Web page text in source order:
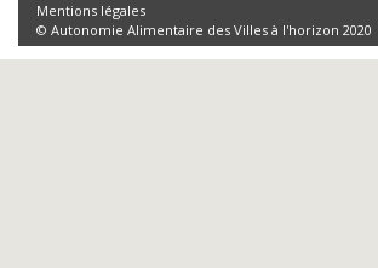
Mentions légales
© Autonomie Alimentaire des Villes à l'horizon 2020